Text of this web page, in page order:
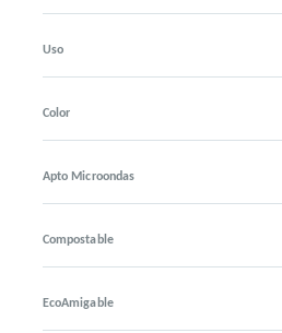
Uso
Color
Apto Microondas
Compostable
EcoAmigable